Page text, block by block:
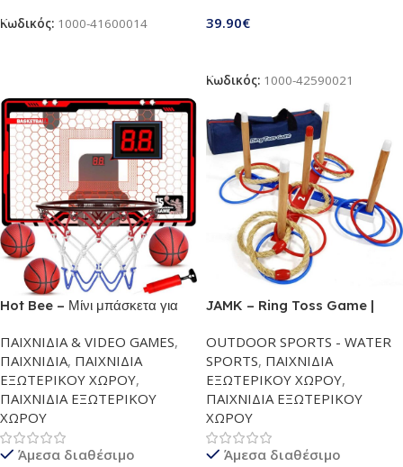
Κωδικός: 1000-41600014
δραστηριότητες | Φορητό
39.90€
Κωδικός: 1000-42590021
Hot Bee – Μίνι μπάσκετα για
μπασκέτα εσωτερικού χώρου
για την πόρτα | Mε ηλεκτρονικό
πίνακα αποτελεσμάτων & φώτα
LED | Ιδανικό δώρο για παιδιά 4
ετών και άνω | Κόκκινο
ΠΑΙΧΝΙΔΙΑ & VIDEO GAMES,
ΠΑΙΧΝΙΔΙΑ, ΠΑΙΧΝΙΔΙΑ
ΕΞΩΤΕΡΙΚΟΥ ΧΩΡΟΥ,
ΠΑΙΧΝΙΔΙΑ ΕΞΩΤΕΡΙΚΟΥ
ΧΩΡΟΥ
Άμεσα διαθέσιμο
JAMK – Ring Toss Game |
Ανθεκτική ξύλινη βάση &
αδιάβροχη τσάντα μεταφοράς |
Παιχνίδι δραστηριότητας &
δεξιοτήτων για παιδιά 3+ ετών &
ενήλικες
OUTDOOR SPORTS - WATER
SPORTS, ΠΑΙΧΝΙΔΙΑ
ΕΞΩΤΕΡΙΚΟΥ ΧΩΡΟΥ,
ΠΑΙΧΝΙΔΙΑ ΕΞΩΤΕΡΙΚΟΥ
ΧΩΡΟΥ
Άμεσα διαθέσιμο